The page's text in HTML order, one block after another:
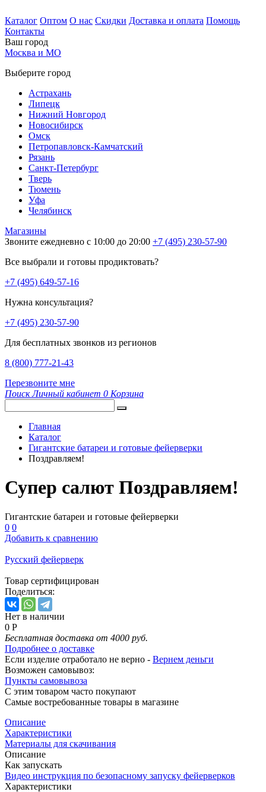
Каталог Оптом О нас Скидки Доставка и оплата Помощь
Контакты
Ваш город
Москва и МО
Выберите город
Астрахань
Липецк
Нижний Новгород
Новосибирск
Омск
Петропавловск-Камчатский
Рязань
Санкт-Петербург
Тверь
Тюмень
Уфа
Челябинск
Магазины
Звоните ежедневно с 10:00 до 20:00 +7 (495) 230-57-90
Все выбрали и готовы продиктовать?
+7 (495) 649-57-16
Нужна консультация?
+7 (495) 230-57-90
Для бесплатных звонков из регионов
8 (800) 777-21-43
Перезвоните мне
Поиск Личный кабинет 0 Корзина
Главная
Каталог
Гигантские батареи и готовые фейерверки
Поздравляем!
Супер салют Поздравляем!
Гигантские батареи и готовые фейерверки
0 0
Добавить к сравнению
Русский фейерверк
Товар сертифицирован
Поделиться:
Нет в наличии
0 Р
Бесплатная доставка от 4000 руб.
Подробнее о доставке
Если изделие отработало не верно - Вернем деньги
Возможен самовывоз:
Пункты самовывоза
С этим товаром часто покупают
Самые востребованные товары в магазине
Описание
Характеристики
Материалы для скачивания
Описание
Как запускать
Видео инструкция по безопасному запуску фейерверков
Характеристики